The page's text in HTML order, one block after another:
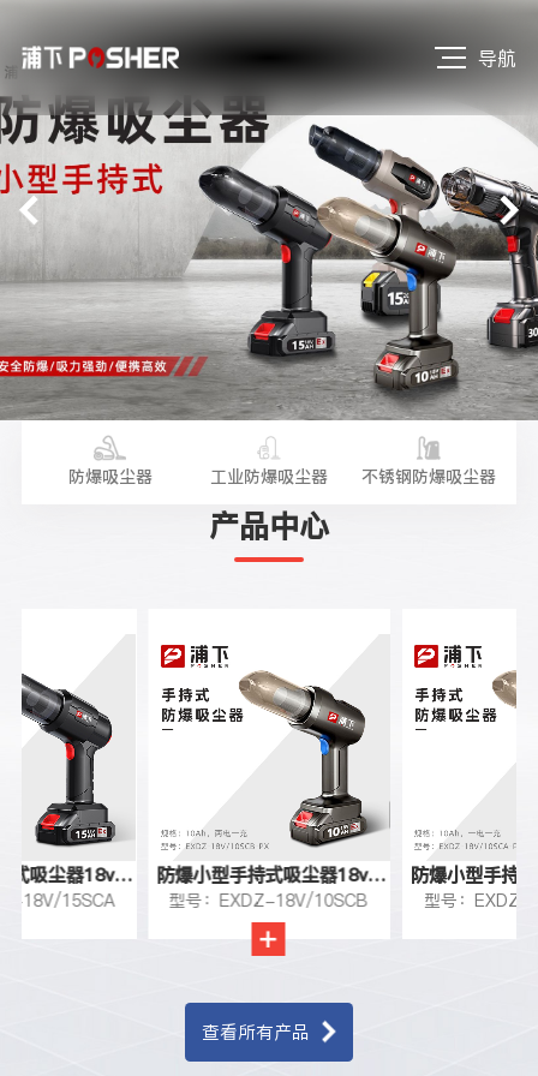
导航
防爆吸尘器 工业防爆吸尘器 不锈钢防爆吸尘器
产品中心
防爆小型手持式吸尘器18v-
10Ah
型号：EXDZ-18V/10SCB
防爆小型手持式吸尘器
10Ah
型号：EXDZ-18V/10SCA
查看所有产品